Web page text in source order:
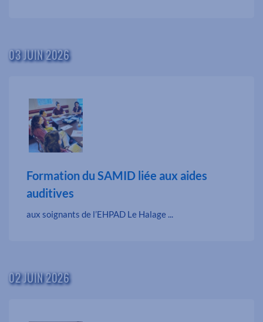
03 JUIN 2026
Formation du SAMID liée aux aides
auditives
aux soignants de l’EHPAD Le Halage ...
02 JUIN 2026